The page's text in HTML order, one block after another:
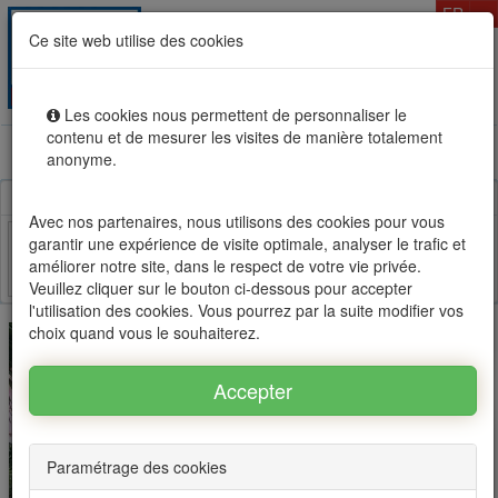
Ce site web utilise des cookies
Les cookies nous permettent de personnaliser le
contenu et de mesurer les visites de manière totalement
anonyme.
Avec nos partenaires, nous utilisons des cookies pour vous
garantir une expérience de visite optimale, analyser le trafic et
améliorer notre site, dans le respect de votre vie privée.
Veuillez cliquer sur le bouton ci-dessous pour accepter
l'utilisation des cookies. Vous pourrez par la suite modifier vos
choix quand vous le souhaiterez.
Paramétrage des cookies
FR
Location vente immobilier à l'Ile Maurice, OFIM réseau
Facebook Twitter Email